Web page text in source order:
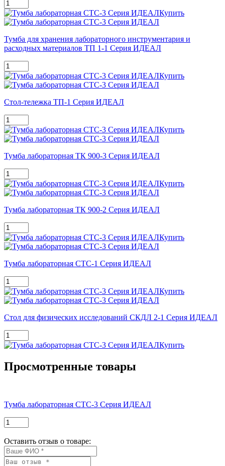
Купить
Тумба для хранения лабораторного инструментария и
расходных материалов ТП 1-1 Серия ИДЕАЛ
Купить
Стол-тележка ТП-1 Серия ИДЕАЛ
Купить
Тумба лабораторная ТК 900-3 Серия ИДЕАЛ
Купить
Тумба лабораторная ТК 900-2 Серия ИДЕАЛ
Купить
Тумба лабораторная СТС-1 Серия ИДЕАЛ
Купить
Стол для физических исследований СКДЛ 2-1 Серия ИДЕАЛ
Купить
Просмотренные товары
Тумба лабораторная СТС-3 Серия ИДЕАЛ
Оставить отзыв о товаре: